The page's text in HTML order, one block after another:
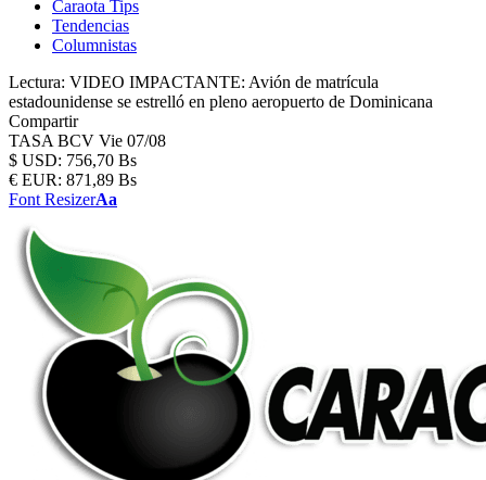
Caraota Tips
Tendencias
Columnistas
Lectura: VIDEO IMPACTANTE: Avión de matrícula
estadounidense se estrelló en pleno aeropuerto de Dominicana
Compartir
TASA BCV Vie 07/08
$ USD: 756,70 Bs
€ EUR: 871,89 Bs
Font ResizerAa